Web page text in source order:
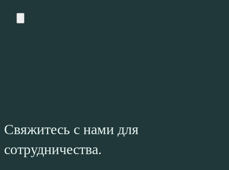
Свяжитесь с нами для
сотрудничества.